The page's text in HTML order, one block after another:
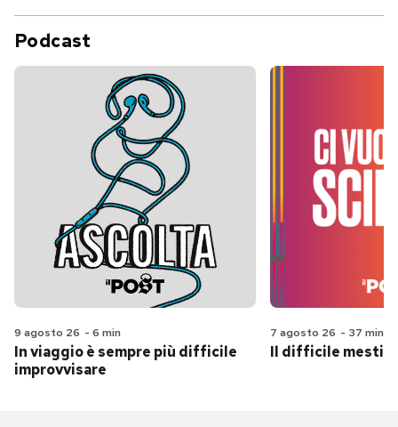
Podcast
9 agosto 26 - 6 min
In viaggio è sempre più difficile
improvvisare
7 agosto 26 - 37 min
Il difficile